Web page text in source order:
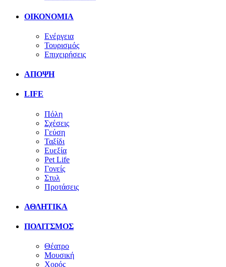
ΟΙΚΟΝΟΜΙΑ
Ενέργεια
Τουρισμός
Επιχειρήσεις
ΑΠΟΨΗ
LIFE
Πόλη
Σχέσεις
Γεύση
Ταξίδι
Ευεξία
Pet Life
Γονείς
Στυλ
Προτάσεις
ΑΘΛΗΤΙΚΑ
ΠΟΛΙΤΣΜΟΣ
Θέατρο
Μουσική
Χορός